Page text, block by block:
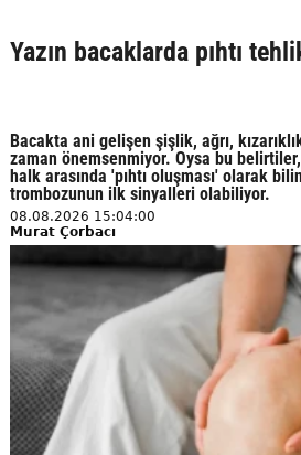
Yazın bacaklarda pıhtı
Bacakta ani gelişen şişlik, ağrı,
zaman önemsenmiyor. Oysa bu
halk arasında 'pıhtı oluşması' olarak
trombozunun ilk sinyalleri olabiliyor.
08.08.2026 15:04:00
Murat Çorbacı